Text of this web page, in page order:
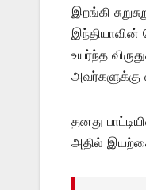
இறங்கி
இந்தியாவின்
உயர்ந்த
தனது
அதில்